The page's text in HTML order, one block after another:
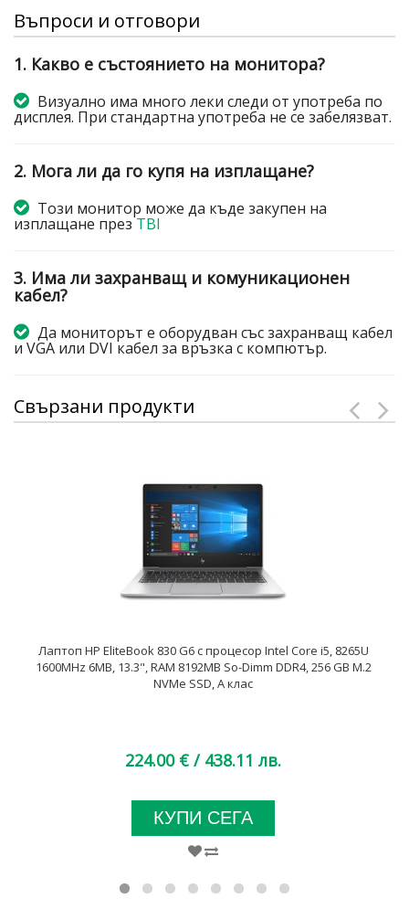
Въпроси и отговори
1. Какво е състоянието на монитора?
Визуално има много леки следи от употреба по
дисплея. При стандартна употреба не се забелязват.
2. Мога ли да го купя на изплащане?
Този монитор може да къде закупен на
изплащане презTBI
3. Има ли захранващ и комуникационен
кабел?
Да мониторът е оборудван със захранващ кабел
и VGA или DVI кабел за връзка с компютър.
Свързани продукти
Лаптоп HP EliteBook 830 G6 с процесор Intel Core i5, 8265U
1600MHz 6MB, 13.3", RAM 8192MB So-Dimm DDR4, 256 GB M.2
NVMe SSD, A клас
224.00 € / 438.11 лв.
КУПИ СЕГА